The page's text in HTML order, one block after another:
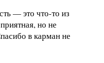
— это что-то из
но не
в карман не